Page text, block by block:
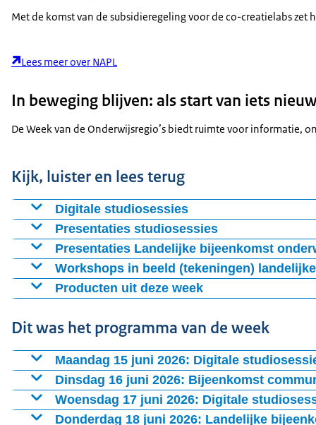
Met de komst van de subsidieregeling voor de co-creatielabs
Lees meer over NAPL
In beweging blijven: als start van iets
De Week van de Onderwijsregio’s biedt ruimte voor informatie,
Kijk, luister en lees terug
Digitale studiosessies
Presentaties studiosessies
Presentaties Landelijke bijeenkomst
Lees de gegeven presentaties van de workshops
Ga naar de collectie van presentaties
Workshops in beeld (tekeningen)
Producten uit deze week
Dit was het programma van de week
Maandag 15 juni 2026: Digitale
Dinsdag 16 juni 2026: Bijeenkomst
De programmamanagers communicatie uit de
Woensdag 17 juni 2026: Digitale
11.00 uur tot 12.30 uur: Vragenuur met DUS-I
Donderdag 18 juni 2026: Landelijke